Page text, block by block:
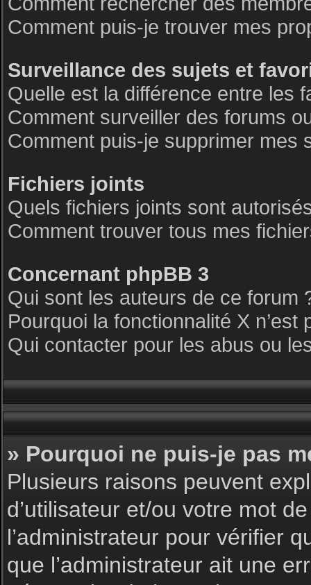
Comment puis-je trouver mes
Surveillance des sujets et
Quelle est la différence entre les
Comment surveiller des forums
Comment puis-je supprimer mes
Fichiers joints
Quels fichiers joints sont
Comment trouver tous mes
Concernant phpBB 3
Qui sont les auteurs de ce forum
Pourquoi la fonctionnalité X n’est
Qui contacter pour les abus ou
» Pourquoi ne puis-je pas
Plusieurs raisons peuvent
d’utilisateur et/ou votre mot
l’administrateur pour vérifier
que l’administrateur ait une